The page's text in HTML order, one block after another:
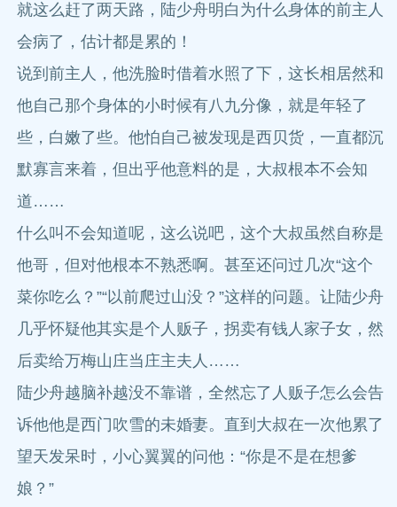
就这么赶了两天路，陆少舟明白为什么身体的前主人
会病了，估计都是累的！
说到前主人，他洗脸时借着水照了下，这长相居然和
他自己那个身体的小时候有八九分像，就是年轻了
些，白嫩了些。他怕自己被发现是西贝货，一直都沉
默寡言来着，但出乎他意料的是，大叔根本不会知
道……
什么叫不会知道呢，这么说吧，这个大叔虽然自称是
他哥，但对他根本不熟悉啊。甚至还问过几次“这个
菜你吃么？”“以前爬过山没？”这样的问题。让陆少舟
几乎怀疑他其实是个人贩子，拐卖有钱人家子女，然
后卖给万梅山庄当庄主夫人……
陆少舟越脑补越没不靠谱，全然忘了人贩子怎么会告
诉他他是西门吹雪的未婚妻。直到大叔在一次他累了
望天发呆时，小心翼翼的问他：“你是不是在想爹
娘？”